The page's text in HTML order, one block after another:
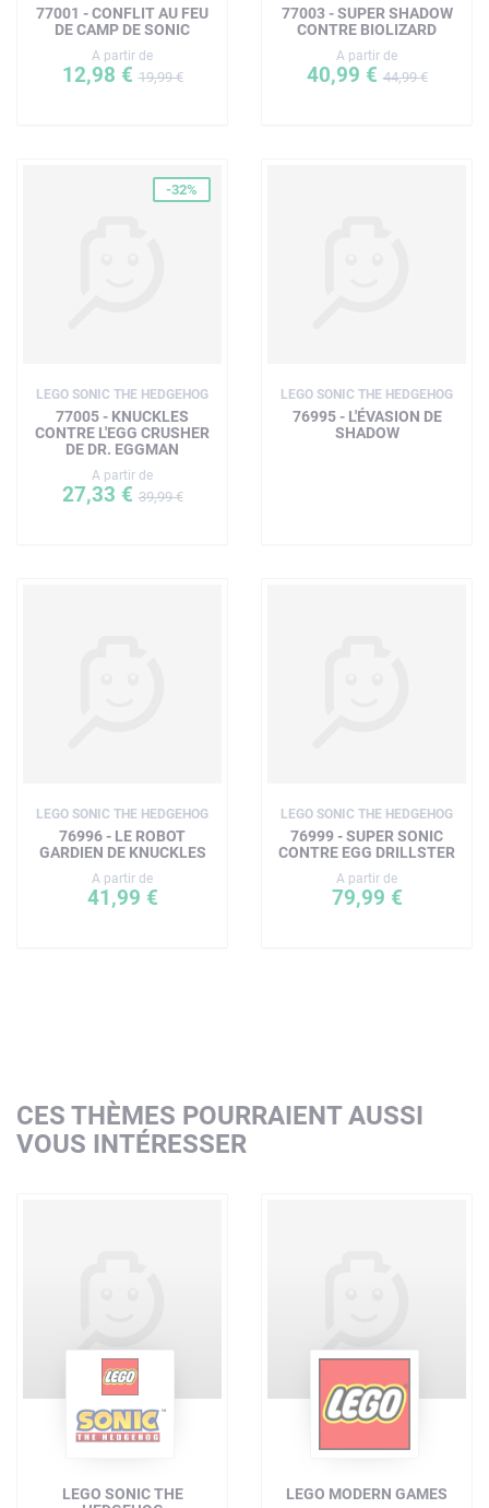
77001 - CONFLIT AU FEU
DE CAMP DE SONIC
A partir de
12,98 €19,99 €
77003 - SUPER SHADOW
CONTRE BIOLIZARD
A partir de
40,99 €44,99 €
-32%
LEGO SONIC THE HEDGEHOG
77005 - KNUCKLES
CONTRE L'EGG CRUSHER
DE DR. EGGMAN
A partir de
27,33 €39,99 €
LEGO SONIC THE HEDGEHOG
76995 - L'ÉVASION DE
SHADOW
LEGO SONIC THE HEDGEHOG
76996 - LE ROBOT
GARDIEN DE KNUCKLES
A partir de
41,99 €
LEGO SONIC THE HEDGEHOG
76999 - SUPER SONIC
CONTRE EGG DRILLSTER
A partir de
79,99 €
CES THÈMES POURRAIENT AUSSI
VOUS INTÉRESSER
LEGO SONIC THE
LEGO MODERN GAMES